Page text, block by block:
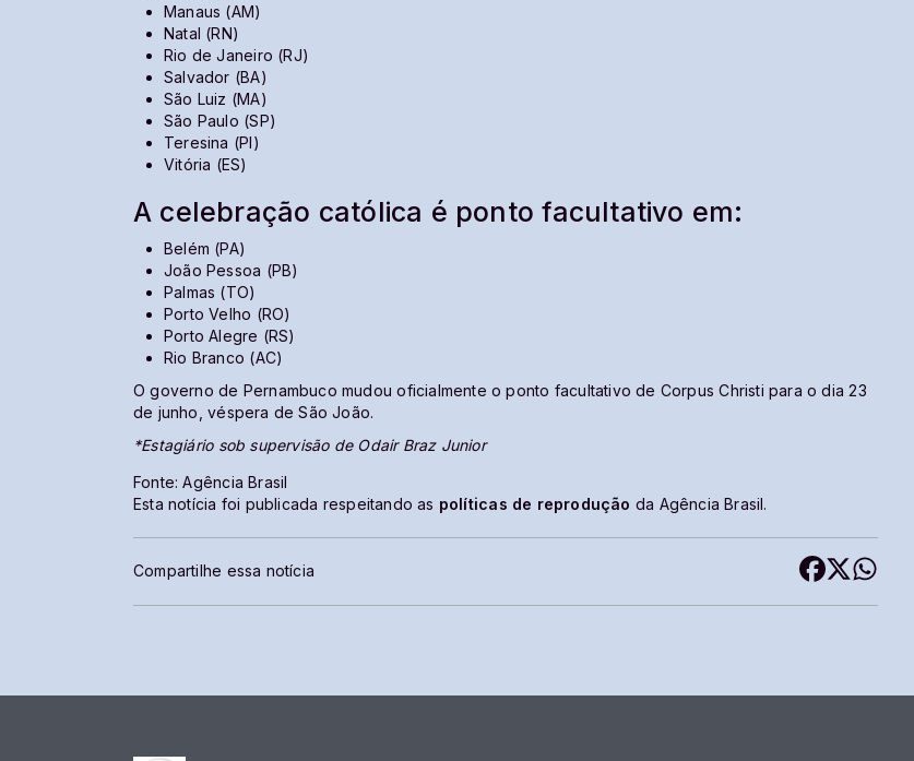
Manaus (AM)
Natal (RN)
Rio de Janeiro (RJ)
Salvador (BA)
São Luiz (MA)
São Paulo (SP)
Teresina (PI)
Vitória (ES)
A celebração católica é ponto facultativo em:
Belém (PA)
João Pessoa (PB)
Palmas (TO)
Porto Velho (RO)
Porto Alegre (RS)
Rio Branco (AC)
O governo de Pernambuco mudou oficialmente o ponto facultativo de Corpus Christi para o dia 23
de junho, véspera de São João.
*Estagiário sob supervisão de Odair Braz Junior
Fonte: Agência Brasil
Esta notícia foi publicada respeitando as políticas de reprodução da Agência Brasil.
Compartilhe essa notícia